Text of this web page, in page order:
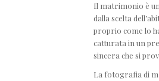
Il matrimonio è
dalla scelta
proprio come lo
catturata in un
sincera che si
La fotografia di